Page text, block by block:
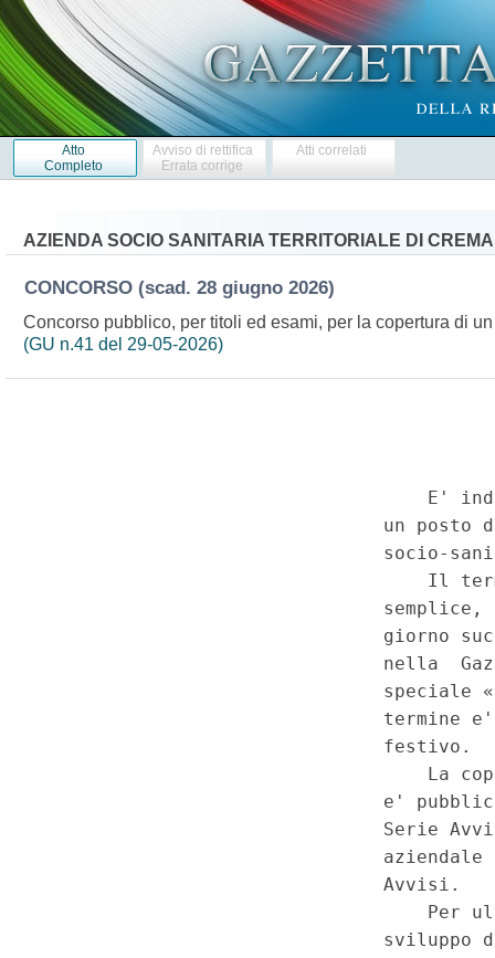
Atto
Completo
Avviso di rettifica
Errata corrige
Atti correlati
AZIENDA SOCIO SANITARIA TERRITORIALE DI CREMA
CONCORSO (scad. 28 giugno 2026)
Concorso pubblico, per titoli ed esami, per la copertura di
(GU n.41 del 29-05-2026)